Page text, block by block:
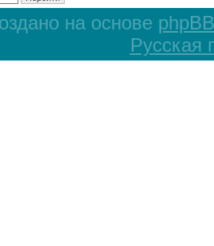
на основе phpBB
Русская